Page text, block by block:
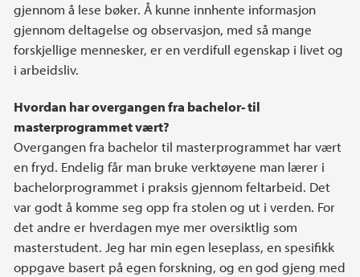
gjennom å lese bøker. Å kunne innhente informasjon
gjennom deltagelse og observasjon, med så mange
forskjellige mennesker, er en verdifull egenskap i livet og
i arbeidsliv.
Hvordan har overgangen fra bachelor- til
masterprogrammet vært?
Overgangen fra bachelor til masterprogrammet har vært
en fryd. Endelig får man bruke verktøyene man lærer i
bachelorprogrammet i praksis gjennom feltarbeid. Det
var godt å komme seg opp fra stolen og ut i verden. For
det andre er hverdagen mye mer oversiktlig som
masterstudent. Jeg har min egen leseplass, en spesifikk
oppgave basert på egen forskning, og en god gjeng med